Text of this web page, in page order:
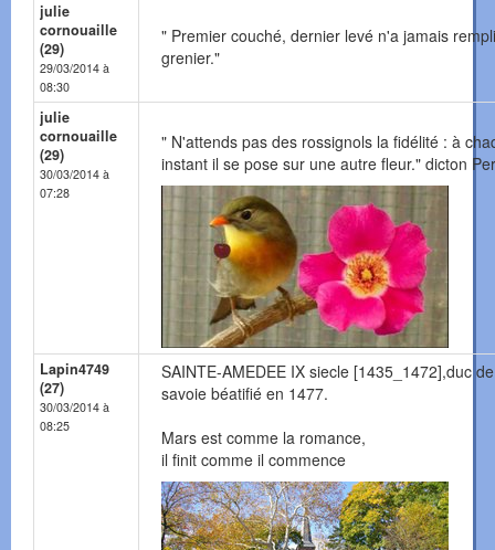
julie
cornouaille
(29)
29/03/2014 à
08:30
" Premier couché, dernier levé n'a jamais
grenier."
julie
cornouaille
(29)
30/03/2014 à
07:28
" N'attends pas des rossignols la fidélité : à
instant il se pose sur une autre fleur." dicton
Lapin4749
(27)
30/03/2014 à
08:25
SAINTE-AMEDEE IX siecle [1435_1472],duc de
savoie béatifié en 1477.
Mars est comme la romance,
il finit comme il commence